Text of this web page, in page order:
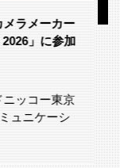
メーカー
」に参加
ッコー東京
ニケーシ